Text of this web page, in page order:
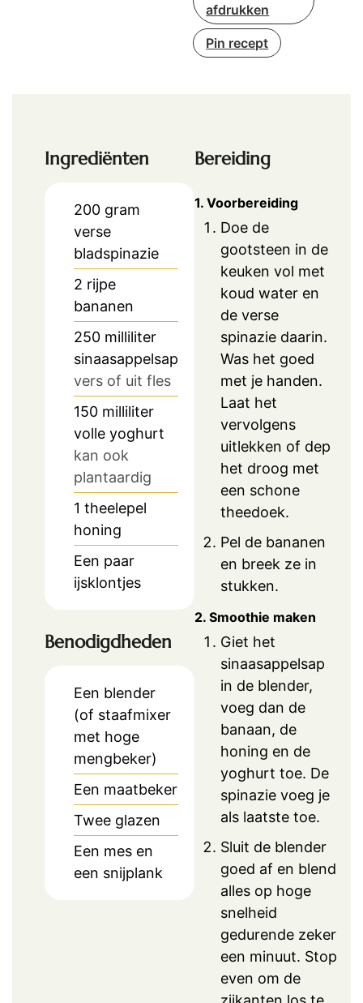
afdrukken
Pin recept
Ingrediënten
200 gram
verse
bladspinazie
2 rijpe
bananen
250 milliliter
sinaasappelsap
vers of uit fles
150 milliliter
volle yoghurt
kan ook
plantaardig
1 theelepel
honing
Een paar
ijsklontjes
Benodigdheden
Een blender
(of staafmixer
met hoge
mengbeker)
Een maatbeker
Twee glazen
Een mes en
een snijplank
Bereiding
1. Voorbereiding
Doe de
gootsteen in de
keuken vol met
koud water en
de verse
spinazie daarin.
Was het goed
met je handen.
Laat het
vervolgens
uitlekken of dep
het droog met
een schone
theedoek.
Pel de bananen
en breek ze in
stukken.
2. Smoothie maken
Giet het
sinaasappelsap
in de blender,
voeg dan de
banaan, de
honing en de
yoghurt toe. De
spinazie voeg je
als laatste toe.
Sluit de blender
goed af en blend
alles op hoge
snelheid
gedurende zeker
een minuut. Stop
even om de